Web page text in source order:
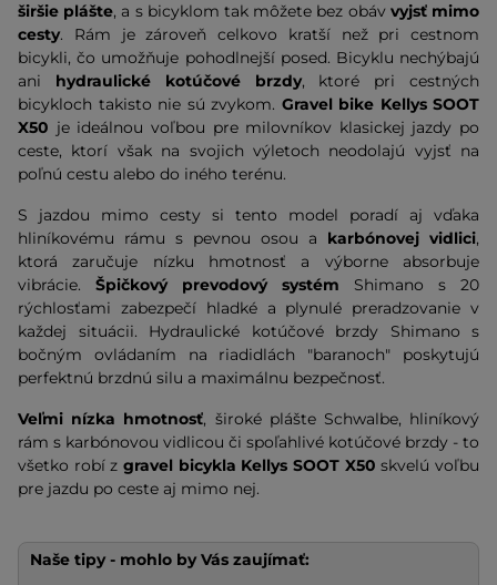
širšie plášte, a s bicyklom tak môžete bez obáv vyjsť mimo
cesty. Rám je zároveň celkovo kratší než pri cestnom
bicykli, čo umožňuje pohodlnejší posed. Bicyklu nechýbajú
ani hydraulické kotúčové brzdy, ktoré pri cestných
bicykloch takisto nie sú zvykom. Gravel bike Kellys SOOT
X50 je ideálnou voľbou pre milovníkov klasickej jazdy po
ceste, ktorí však na svojich výletoch neodolajú vyjsť na
poľnú cestu alebo do iného terénu.
S jazdou mimo cesty si tento model poradí aj vďaka
hliníkovému rámu s pevnou osou a karbónovej vidlici,
ktorá zaručuje nízku hmotnosť a výborne absorbuje
vibrácie. Špičkový prevodový systém Shimano s 20
rýchlosťami zabezpečí hladké a plynulé preradzovanie v
každej situácii. Hydraulické kotúčové brzdy Shimano s
bočným ovládaním na riadidlách "baranoch" poskytujú
perfektnú brzdnú silu a maximálnu bezpečnosť.
Veľmi nízka hmotnosť, široké plášte Schwalbe, hliníkový
rám s karbónovou vidlicou či spoľahlivé kotúčové brzdy - to
všetko robí z gravel bicykla Kellys SOOT X50skvelú voľbu
pre jazdu po ceste aj mimo nej.
Naše tipy - mohlo by Vás zaujímať: